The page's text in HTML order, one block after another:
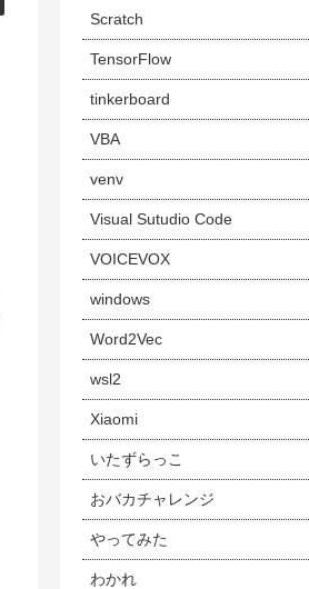
Scratch
TensorFlow
tinkerboard
VBA
venv
Visual Sutudio Code
VOICEVOX
windows
Word2Vec
wsl2
Xiaomi
いたずらっこ
おバカチャレンジ
やってみた
わかれ